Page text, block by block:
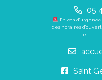
05
En cas
des horaires
Saint